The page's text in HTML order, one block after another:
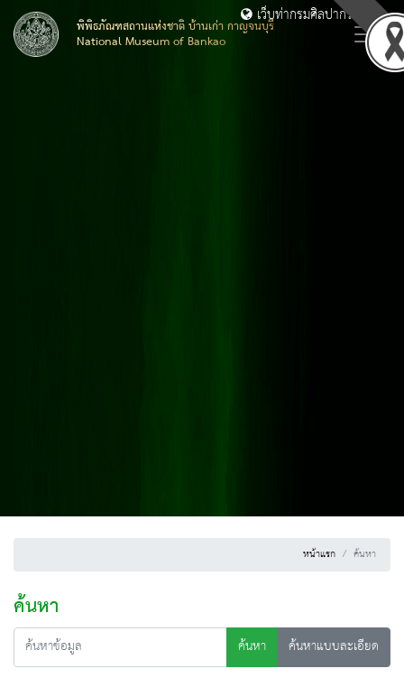
พิพิธภัณฑสถานแห่งชาติ บ้านเก่า กาญจนบุรี
National Museum of Bankao
เว็บท่ากรมศิลปากร
หน้าแรก ค้นหา
ค้นหา
ค้นหา
ค้นหาแบบละเอียด